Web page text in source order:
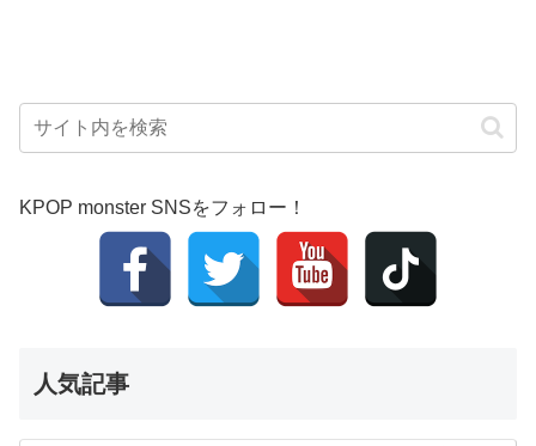
KPOP monster SNSをフォロー！
人気記事